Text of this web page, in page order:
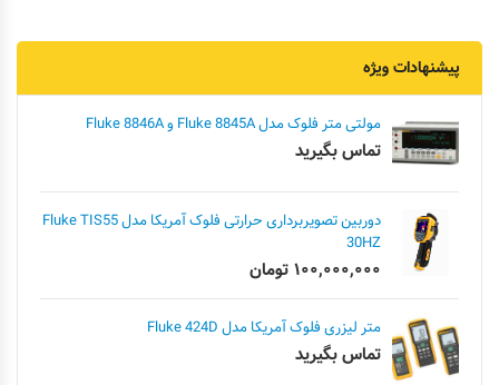
پیشنهادات ویژه
مولتی متر فلوک مدل Fluke 8845A و Fluke 8846A
تماس بگیرید
دوربین تصویربرداری حرارتی فلوک آمریکا مدل Fluke TIS55
30HZ
۱۰۰,۰۰۰,۰۰۰ تومان
متر لیزری فلوک آمریکا مدل Fluke 424D
تماس بگیرید